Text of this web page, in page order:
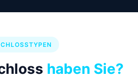
haben Sie?